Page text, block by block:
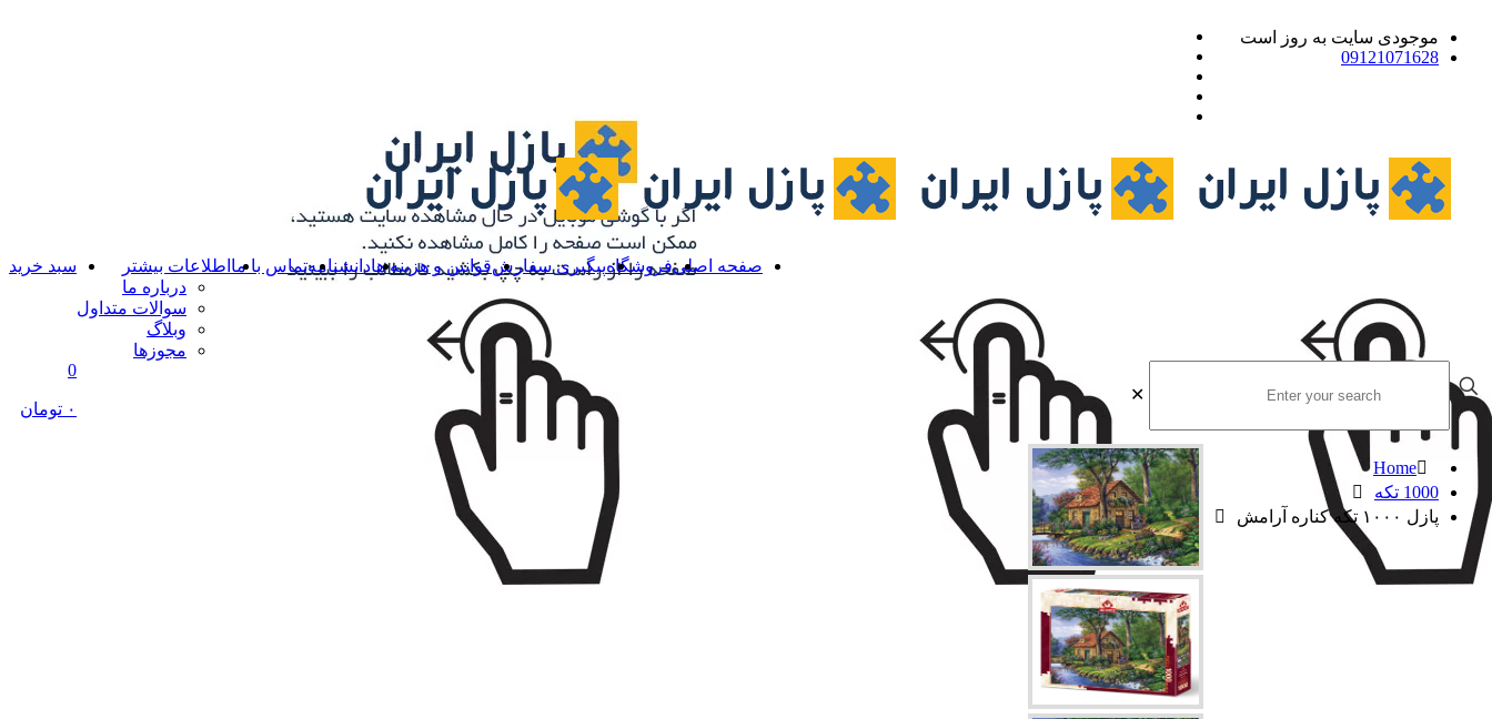
موجودی سایت به روز است
09121071628
صفحه اصلیفروشگاهپیگیری سفارشقوانین و هزینه هادانشنامهتماس با ما اطلاعات بیشتر
درباره ما
سوالات متداول
وبلاگ
مجوزها
سبد خرید
0
۰ تومان
✕
Home
1000 تکه
پازل ۱۰۰۰ تکه کناره آرامش